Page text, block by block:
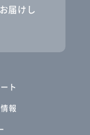
届けし
ト
報